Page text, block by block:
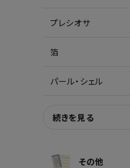
プレシオサ
箔
パール・シェル
続きを見る
その他